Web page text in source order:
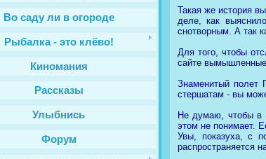
Во саду ли в огороде
Рыбалка - это клёво!
Киномания
Рассказы
Улыбнись
Форум
Такая же история
деле, как
снотворным. А так
Для того, чтобы
сайте вымышленные
Знаменитый полет
стершатам - вы
Не думаю, чтобы в
этом не понимает.
Увы, показуха, с
распространяется